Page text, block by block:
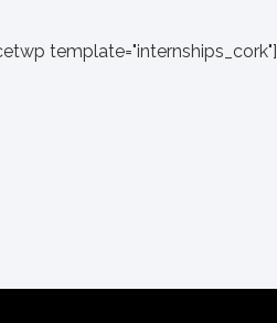
template="internships_cork"]